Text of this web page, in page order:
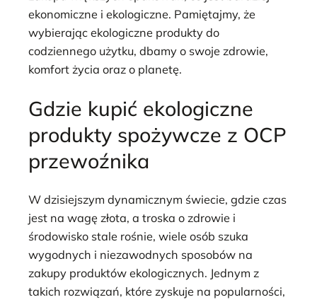
ekonomiczne i ekologiczne. Pamiętajmy, że
wybierając ekologiczne produkty do
codziennego użytku, dbamy o swoje zdrowie,
komfort życia oraz o planetę.
Gdzie kupić ekologiczne
produkty spożywcze z OCP
przewoźnika
W dzisiejszym dynamicznym świecie, gdzie czas
jest na wagę złota, a troska o zdrowie i
środowisko stale rośnie, wiele osób szuka
wygodnych i niezawodnych sposobów na
zakupy produktów ekologicznych. Jednym z
takich rozwiązań, które zyskuje na popularności,